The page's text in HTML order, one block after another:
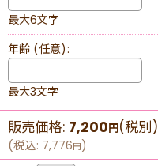
最大6文字
年齢 (任意):
最大3文字
販売価格: 7,200円(税別)
(税込: 7,776円)